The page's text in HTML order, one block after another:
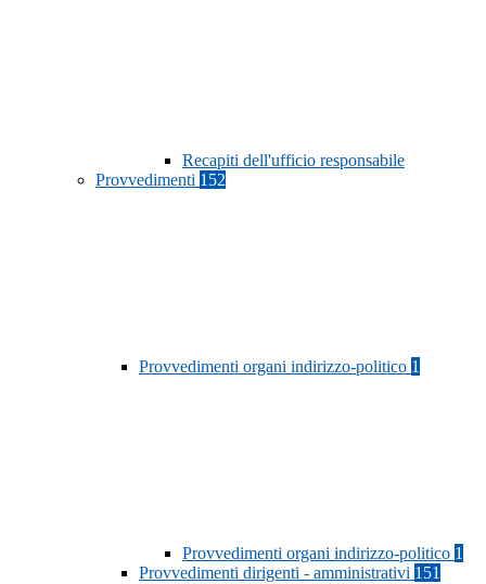
Recapiti dell'ufficio responsabile
Provvedimenti 152
Provvedimenti organi indirizzo-politico 1
Provvedimenti organi indirizzo-politico 1
Provvedimenti dirigenti - amministrativi 151